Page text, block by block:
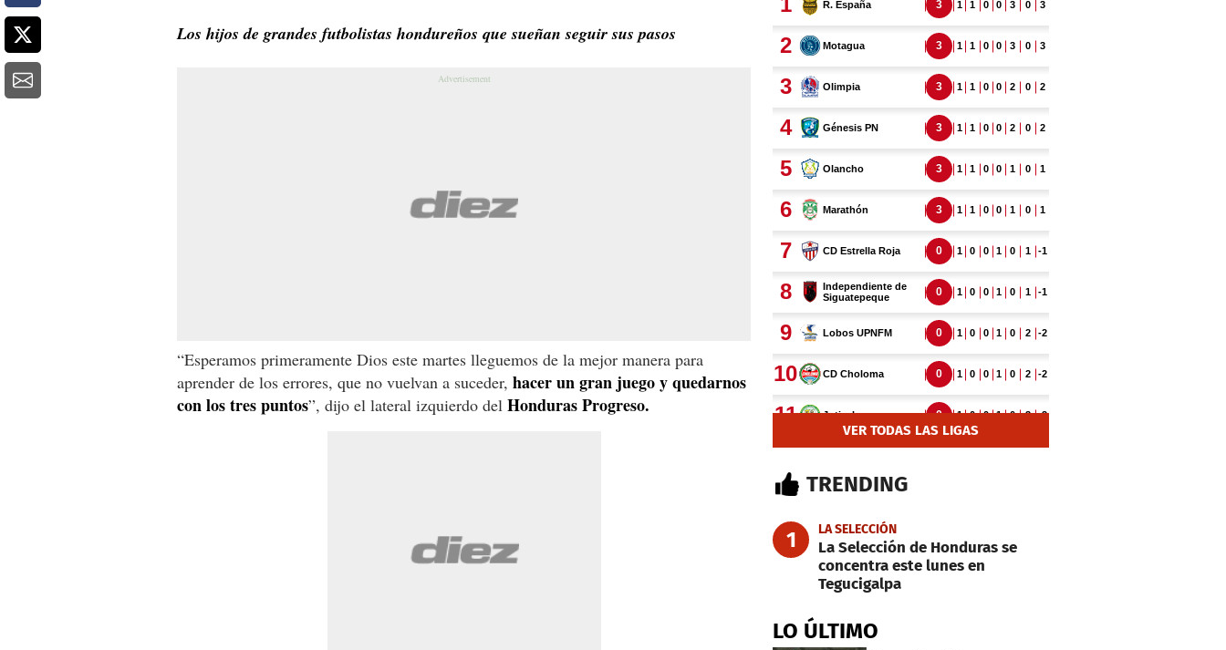
Los hijos de grandes futbolistas hondureños que sueñan seguir sus pasos
“Esperamos primeramente Dios este martes lleguemos de la mejor manera para
aprender de los errores, que no vuelvan a suceder, hacer un gran juego y quedarnos
con los tres puntos”, dijo el lateral izquierdo del Honduras Progreso.
VER TODAS LAS LIGAS
TRENDING
1 LA SELECCIÓN
La Selección de Honduras se
concentra este lunes en
Tegucigalpa
LO ÚLTIMO